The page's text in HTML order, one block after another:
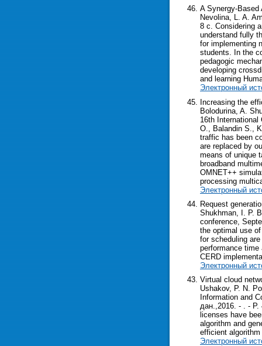
A Synergy-Based
Nevolina, L. A.
8 с. Considering
understand fully
for implementing
students. In the
pedagogic
developing
and learning
Электронный
Increasing the
Bolodurina, A.
16th
O., Balandin S.,
traffic has been
are replaced by
means of unique
broadband
OMNET++
processing
Электронный
Request
Shukhman, I. P.
conference,
the optimal use
for scheduling
performance
CERD
Электронный
Virtual cloud
Ushakov, P. N.
Information and
дан.,2016. - . -
licenses have
algorithm and
efficient
Электронный